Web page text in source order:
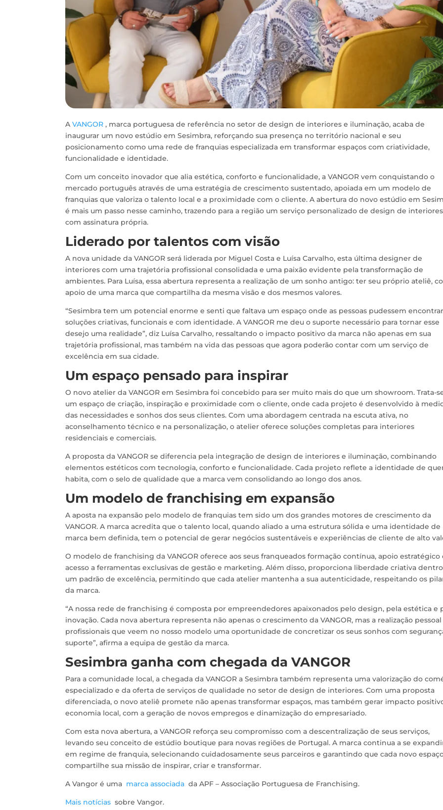
A VANGOR , marca portuguesa de referência no setor de design de interiores e iluminação, acaba de
inaugurar um novo estúdio em Sesimbra, reforçando sua presença no território nacional e seu
posicionamento como uma rede de franquias especializada em transformar espaços com criatividade,
funcionalidade e identidade.
Com um conceito inovador que alia estética, conforto e funcionalidade, a VANGOR vem conquistando o
mercado português através de uma estratégia de crescimento sustentado, apoiada em um modelo de
franquias que valoriza o talento local e a proximidade com o cliente. A abertura do novo estúdio em
é mais um passo nesse caminho, trazendo para a região um serviço personalizado de design de interiores
com assinatura própria.
Liderado por talentos com visão
A nova unidade da VANGOR será liderada por Miguel Costa e Luísa Carvalho, esta última designer de
interiores com uma trajetória profissional consolidada e uma paixão evidente pela transformação de
ambientes. Para Luísa, essa abertura representa a realização de um sonho antigo: ter seu próprio ateliê,
apoio de uma marca que compartilha da mesma visão e dos mesmos valores.
“Sesimbra tem um potencial enorme e senti que faltava um espaço onde as pessoas pudessem encontrar
soluções criativas, funcionais e com identidade. A VANGOR me deu o suporte necessário para tornar esse
desejo uma realidade”, diz Luísa Carvalho, ressaltando o impacto positivo da marca não apenas em sua
trajetória profissional, mas também na vida das pessoas que agora poderão contar com um serviço de
excelência em sua cidade.
Um espaço pensado para inspirar
O novo atelier da VANGOR em Sesimbra foi concebido para ser muito mais do que um showroom. Trata-
um espaço de criação, inspiração e proximidade com o cliente, onde cada projeto é desenvolvido à
das necessidades e sonhos dos seus clientes. Com uma abordagem centrada na escuta ativa, no
aconselhamento técnico e na personalização, o atelier oferece soluções completas para interiores
residenciais e comerciais.
A proposta da VANGOR se diferencia pela integração de design de interiores e iluminação, combinando
elementos estéticos com tecnologia, conforto e funcionalidade. Cada projeto reflete a identidade de
habita, com o selo de qualidade que a marca vem consolidando ao longo dos anos.
Um modelo de franchising em expansão
A aposta na expansão pelo modelo de franquias tem sido um dos grandes motores de crescimento da
VANGOR. A marca acredita que o talento local, quando aliado a uma estrutura sólida e uma identidade de
marca bem definida, tem o potencial de gerar negócios sustentáveis ​​e experiências de cliente de alto
O modelo de franchising da VANGOR oferece aos seus franqueados formação contínua, apoio estratégico
acesso a ferramentas exclusivas de gestão e marketing. Além disso, proporciona liberdade criativa
um padrão de excelência, permitindo que cada atelier mantenha a sua autenticidade, respeitando os
da marca.
“A nossa rede de franchising é composta por empreendedores apaixonados pelo design, pela estética e
inovação. Cada nova abertura representa não apenas o crescimento da VANGOR, mas a realização
profissionais que veem no nosso modelo uma oportunidade de concretizar os seus sonhos com
suporte”, afirma a equipa de gestão da marca.
Sesimbra ganha com chegada da VANGOR
Para a comunidade local, a chegada da VANGOR a Sesimbra também representa uma valorização do
especializado e da oferta de serviços de qualidade no setor de design de interiores. Com uma proposta
diferenciada, o novo ateliê promete não apenas transformar espaços, mas também gerar impacto
economia local, com a geração de novos empregos e dinamização do empresariado.
Com esta nova abertura, a VANGOR reforça seu compromisso com a descentralização de seus serviços,
levando seu conceito de estúdio boutique para novas regiões de Portugal. A marca continua a se
em regime de franquia, selecionando cuidadosamente seus parceiros e garantindo que cada novo
compartilhe sua missão de inspirar, criar e transformar.
A Vangor é uma marca associada da APF – Associação Portuguesa de Franchising.
Mais notícias sobre Vangor.